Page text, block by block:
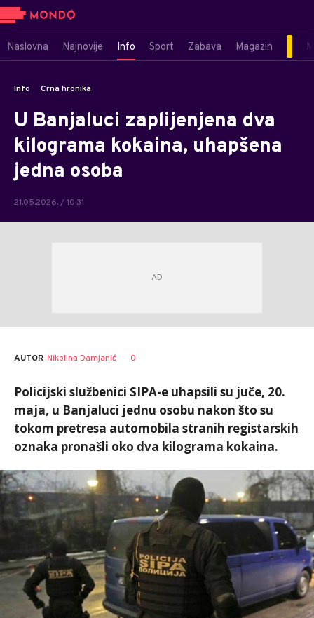
Naslovna Najnovije Info Sport Zabava Magazin
Info Crna hronika
U Banjaluci zaplijenjena dva
kilograma kokaina, uhapšena
jedna osoba
21.05.2026. / 10:31
AUTOR Nikolina Damjanić 0
Policijski službenici SIPA-e uhapsili su juče, 20.
maja, u Banjaluci jednu osobu nakon što su
tokom pretresa automobila stranih registarskih
oznaka pronašli oko dva kilograma kokaina.